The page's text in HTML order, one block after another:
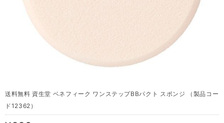
送料無料 資生堂 ベネフィーク ワンステップBBパクト スポンジ （製品コー
ド12362）